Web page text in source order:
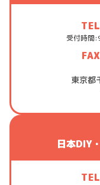
受付時間
東京都
日本DIY